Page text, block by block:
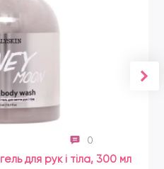
0
для рук і тіла, 300 мл